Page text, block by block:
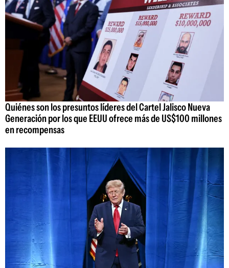
Quiénes son los presuntos líderes del Cartel Jalisco Nueva
Generación por los que EEUU ofrece más de US$100 millones
en recompensas